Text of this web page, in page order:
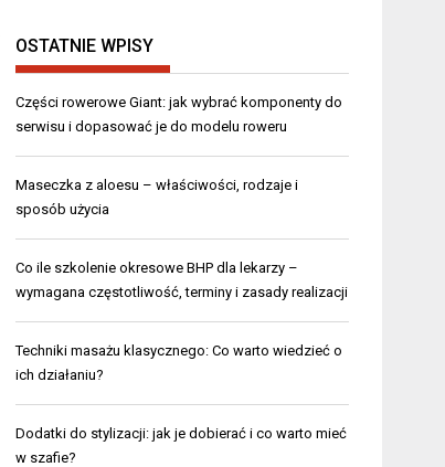
OSTATNIE WPISY
Części rowerowe Giant: jak wybrać komponenty do
serwisu i dopasować je do modelu roweru
Maseczka z aloesu – właściwości, rodzaje i
sposób użycia
Co ile szkolenie okresowe BHP dla lekarzy –
wymagana częstotliwość, terminy i zasady realizacji
Techniki masażu klasycznego: Co warto wiedzieć o
ich działaniu?
Dodatki do stylizacji: jak je dobierać i co warto mieć
w szafie?